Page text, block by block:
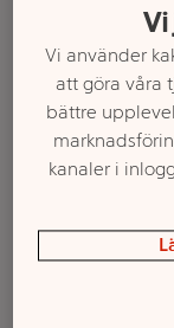
Vi
Vi använder
att göra våra
bättre
kanaler i